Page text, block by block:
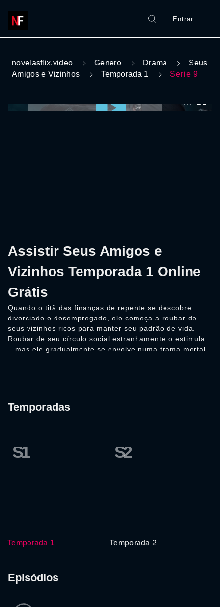
Entrar
novelasflix.video Genero Drama
Seus
Amigos e Vizinhos
Temporada 1 Serie 9
Assistir Seus Amigos e
Vizinhos Temporada 1 Online
Grátis
Quando o titã das finanças de repente se descobre
divorciado e desempregado, ele começa a roubar de
seus vizinhos ricos para manter seu padrão de vida.
Roubar de seu círculo social estranhamente o estimula
—mas ele gradualmente se envolve numa trama mortal.
Temporadas
S1
Temporada 1
S2
Temporada 2
Episódios